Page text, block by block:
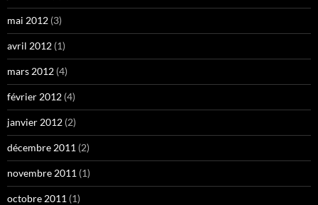
mai 2012 (3)
avril 2012 (1)
mars 2012 (4)
février 2012 (4)
janvier 2012 (2)
décembre 2011 (2)
novembre 2011 (1)
octobre 2011 (1)